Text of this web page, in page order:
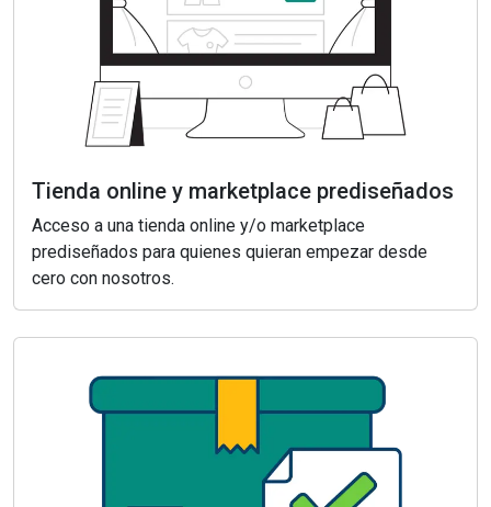
Tienda online y marketplace prediseñados
Acceso a una tienda online y/o marketplace
prediseñados para quienes quieran empezar desde
cero con nosotros.